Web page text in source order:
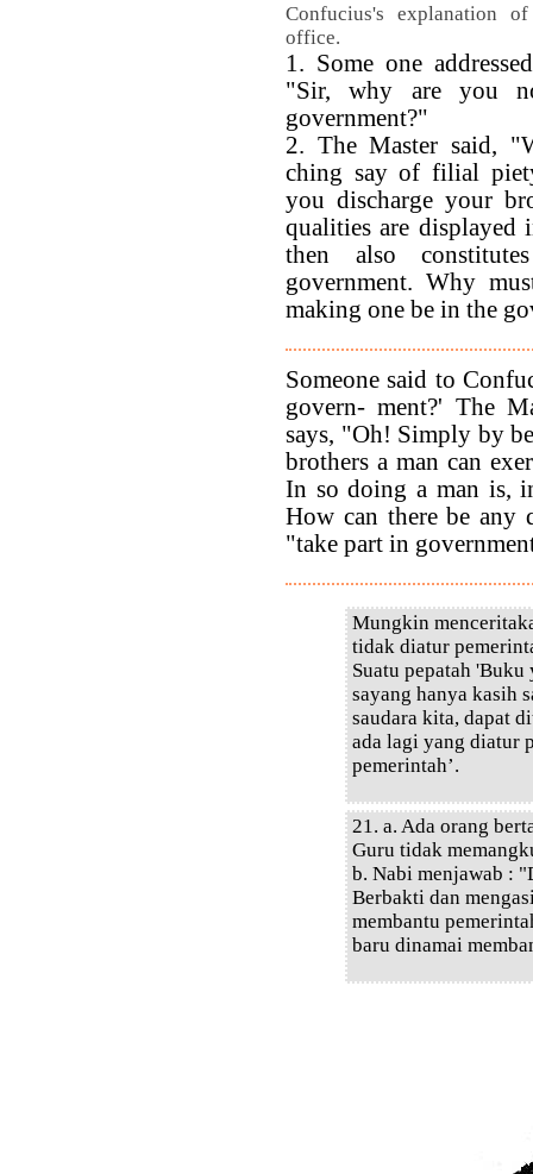
Confucius's explanation
office.
1. Some one
"Sir, why are you
government?"
2. The Master said,
ching say of filial
you discharge your
qualities are displayed
then also
government. Why
making one be in the
Someone said to
govern- ment?' The
says, "Oh! Simply by
brothers a man can
In so doing a man is,
How can there be any
"take part in
Mungkin
tidak diatur
Suatu pepatah 'Buku
sayang hanya kasih
saudara kita, dapat
ada lagi yang diatur
pemerintah’.
21. a. Ada orang
Guru tidak
b. Nabi menjawab :
Berbakti dan
membantu
baru dinamai